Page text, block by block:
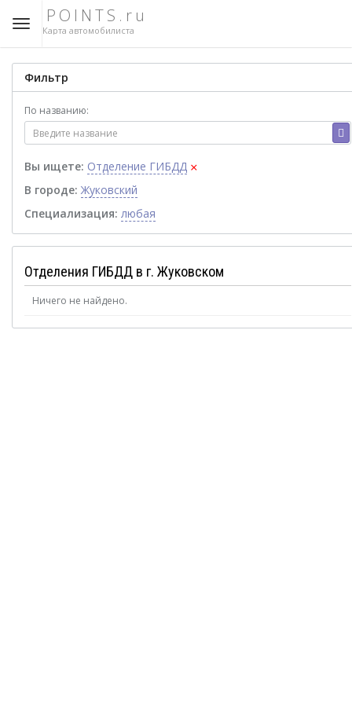
POINTS.ru
Карта автомобилиста
Фильтр
По названию:
Вы ищете: Отделение ГИБДД ×
В городе: Жуковский
Специализация: любая
Отделения ГИБДД в г. Жуковском
Ничего не найдено.